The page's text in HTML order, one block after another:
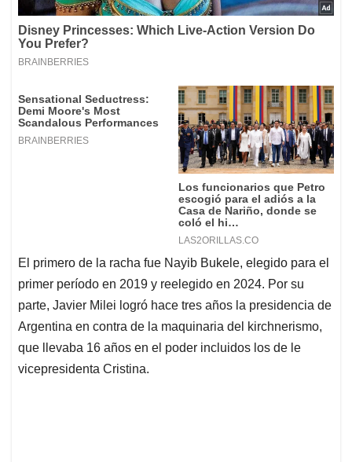
El primero de la racha fue Nayib Bukele, elegido para el
primer período en 2019 y reelegido en 2024. Por su
parte, Javier Milei logró hace tres años la presidencia de
Argentina en contra de la maquinaria del kirchnerismo,
que llevaba 16 años en el poder incluidos los de le
vicepresidenta Cristina.